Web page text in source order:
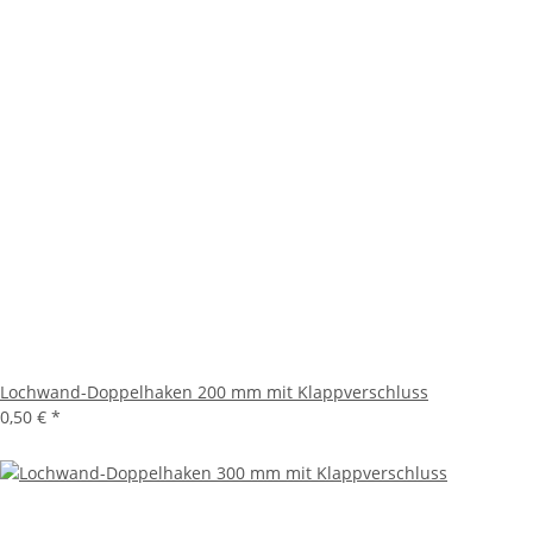
Lochwand-Doppelhaken 200 mm mit Klappverschluss
0,50 € *